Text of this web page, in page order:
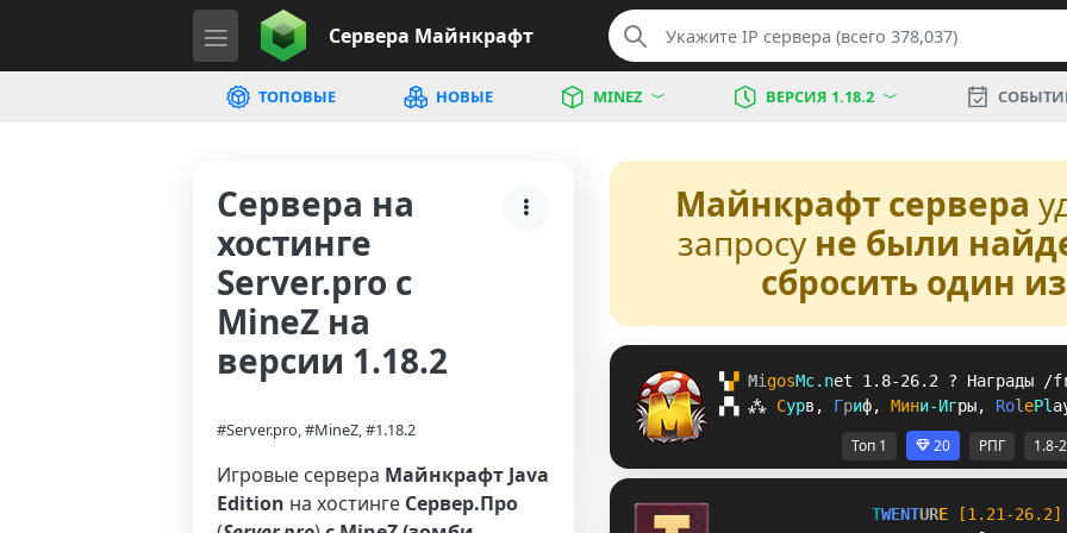
Сервера Майнкрафт
ТОПОВЫЕ НОВЫЕ MINEZ ВЕРСИЯ 1.18.2
Сервера на
хостинге
Server.pro с
MineZ на
версии 1.18.2
#Server.pro, #MineZ, #1.18.2
Игровые сервера Майнкрафт Java
Edition на хостинге Сервер.Про
Майнкрафт сервера
запросу не были
сбросить один
▚▞ Mi gosMc. net 1.8-26.2 ? Награды /
▞▚ ⁂ Сурв , Гриф, Мини-Игры, Rol ePl a
Топ 1 20 РПГ 1.8-
TWENTURE
[1.21-26.2]